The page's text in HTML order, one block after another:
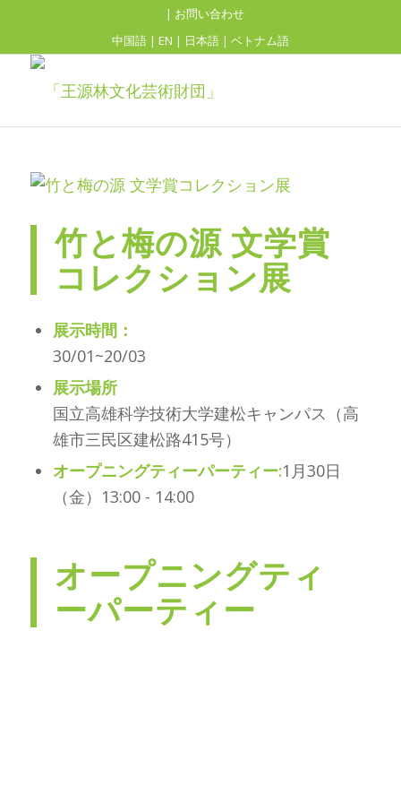
| お問い合わせ
中国語| EN | 日本語| ベトナム語
竹と梅の源 文学賞
コレクション展
展示時間：
30/01~20/03
展示場所
国立高雄科学技術大学建松キャンパス（高
雄市三民区建松路415号）
オープニングティーパーティー:1月30日
（金）13:00 - 14:00
オープニングティ
ーパーティー